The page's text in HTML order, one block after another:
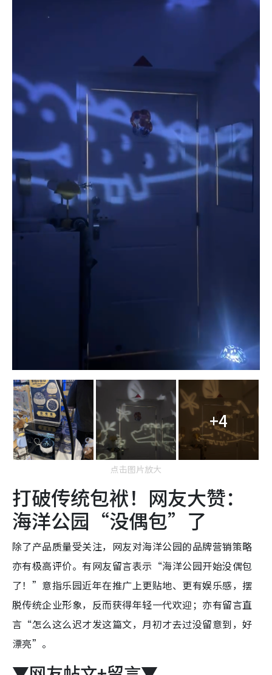
+4
点击图片放大
打破传统包袱！网友大赞：
海洋公园“没偶包”了
除了产品质量受关注，网友对海洋公园的品牌营销策略
亦有极高评价。有网友留言表示“海洋公园开始没偶包
了！”意指乐园近年在推广上更贴地、更有娱乐感，摆
脱传统企业形象，反而获得年轻一代欢迎；亦有留言直
言“怎么这么迟才发这篇文，月初才去过没留意到，好
漂亮”。